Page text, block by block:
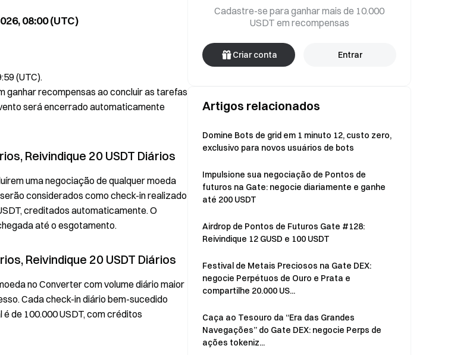
08:00 (UTC)
(UTC).
ganhar recompensas ao concluir as tarefas
será encerrado automaticamente
Reivindique 20 USDT Diários
uma negociação de qualquer moeda
considerados como check-in realizado
creditados automaticamente. O
até o esgotamento.
Reivindique 20 USDT Diários
no Converter com volume diário maior
Cada check-in diário bem-sucedido
de 100.000 USDT, com créditos
Cadastre-se para ganhar mais de 10.000
USDT em recompensas
Criar conta Entrar
Artigos relacionados
Domine Bots de grid em 1 minuto 12, custo zero,
exclusivo para novos usuários de bots
Impulsione sua negociação de Pontos de
futuros na Gate: negocie diariamente e ganhe
até 200 USDT
Airdrop de Pontos de Futuros Gate #128:
Reivindique 12 GUSD e 100 USDT
Festival de Metais Preciosos na Gate DEX:
negocie Perpétuos de Ouro e Prata e
compartilhe 20.000 US...
Caça ao Tesouro da “Era das Grandes
Navegações” do Gate DEX: negocie Perps de
ações tokeniz...